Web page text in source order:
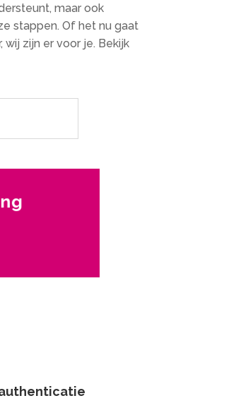
maar ook
stappen. Of het nu gaat
zijn er voor je. Bekijk